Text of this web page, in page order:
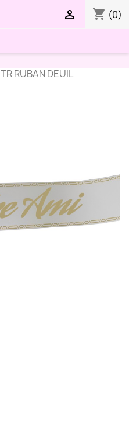
shopping_cart (0)

TR RUBAN DEUIL